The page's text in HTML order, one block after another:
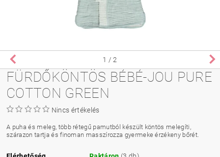
1 / 2
FÜRDŐKÖNTÖS BÉBÉ-JOU PURE
COTTON GREEN
Nincs értékelés
A puha és meleg, több rétegű pamutból készült köntös melegíti,
szárazon tartja és finoman masszírozza gyermeke érzékeny bőrét.